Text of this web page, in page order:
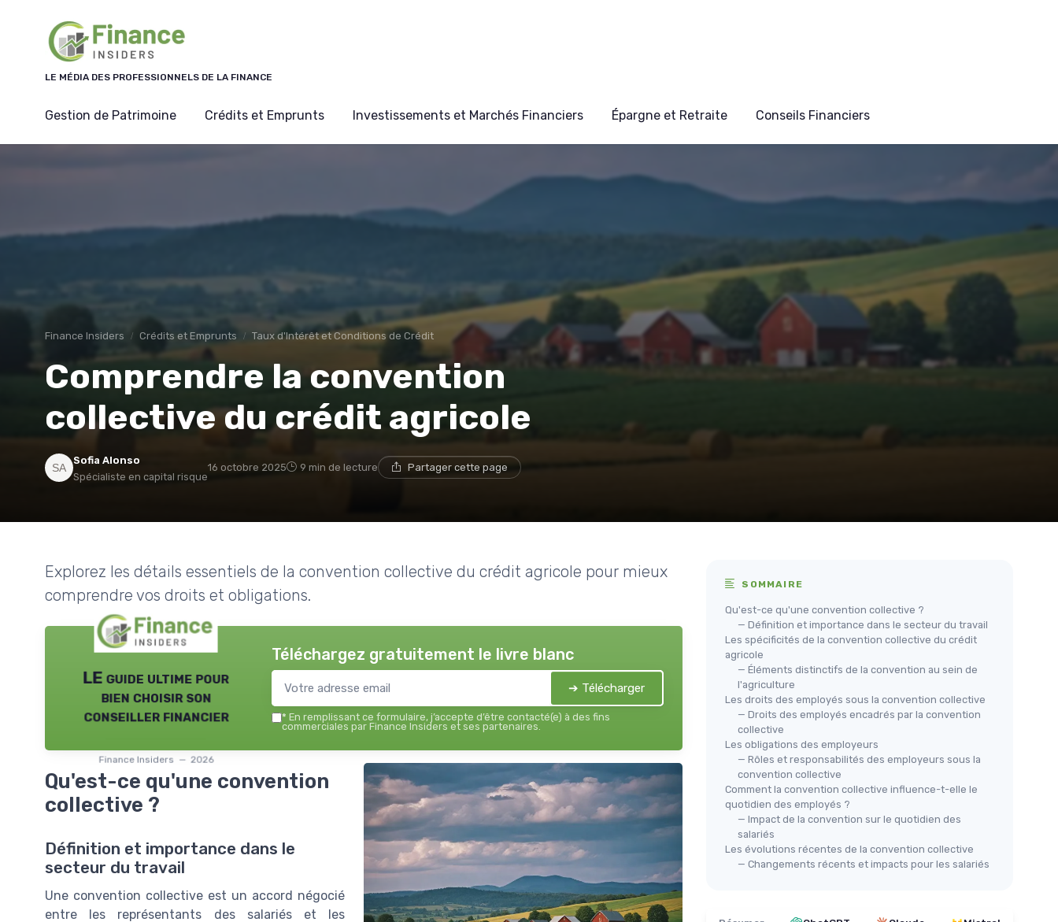
LE MÉDIA DES PROFESSIONNELS DE LA FINANCE
Gestion de Patrimoine Crédits et Emprunts Investissements et Marchés Financiers Épargne et Retraite Conseils Financiers
Finance Insiders Crédits et Emprunts Taux d'Intérêt et Conditions de Crédit
Comprendre la convention
collective du crédit agricole
Sofia Alonso
Spécialiste en capital risque
16 octobre 2025 9 min de lecture Partager cette page
Explorez les détails essentiels de la convention collective du crédit agricole pour mieux
comprendre vos droits et obligations.
LE guide ultime pour
bien choisir son
conseiller financier
Finance Insiders — 2026
Téléchargez gratuitement le livre blanc
➔ Télécharger
* En remplissant ce formulaire, j’accepte d’être contacté(e) à des fins
commerciales par Finance Insiders et ses partenaires.
Qu'est-ce qu'une convention
collective ?
Définition et importance dans le
secteur du travail
Une convention collective est un accord négocié
entre les représentants des salariés et les
SOMMAIRE
Qu'est-ce qu'une convention collective ?
— Définition et importance dans le secteur du travail
Les spécificités de la convention collective du crédit
agricole
— Éléments distinctifs de la convention au sein de
l'agriculture
Les droits des employés sous la convention collective
— Droits des employés encadrés par la convention
collective
Les obligations des employeurs
— Rôles et responsabilités des employeurs sous la
convention collective
Comment la convention collective influence-t-elle le
quotidien des employés ?
— Impact de la convention sur le quotidien des
salariés
Les évolutions récentes de la convention collective
— Changements récents et impacts pour les salariés